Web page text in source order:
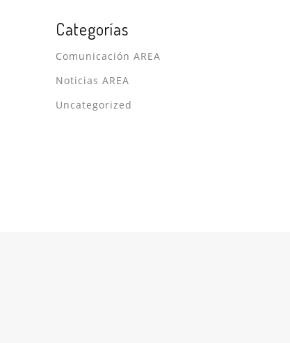
Categorías
Comunicación AREA
Noticias AREA
Uncategorized